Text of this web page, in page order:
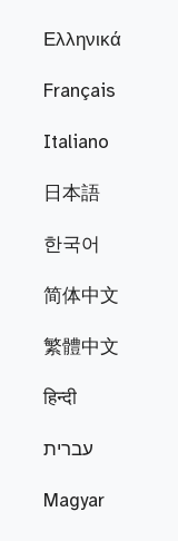
Ελληνικά
Français
Italiano
日本語
한국어
简体中文
繁體中文
हिन्दी
עברית
Magyar